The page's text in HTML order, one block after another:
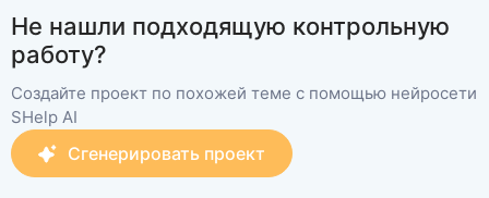
Не нашли подходящую контрольную
работу?
Создайте проект по похожей теме с помощью нейросети
SHelp AI
Сгенерировать проект